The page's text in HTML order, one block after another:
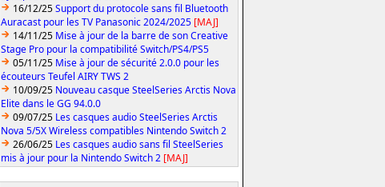
16/12/25Support du protocole sans fil Bluetooth
Auracast pour les TV Panasonic 2024/2025 [MAJ]
14/11/25 Mise à jour de la barre de son Creative
Stage Pro pour la compatibilité Switch/PS4/PS5
05/11/25 Mise à jour de sécurité 2.0.0 pour les
écouteurs Teufel AIRY TWS 2
10/09/25 Nouveau casque SteelSeries Arctis Nova
Elite dans le GG 94.0.0
09/07/25 Les casques audio SteelSeries Arctis
Nova 5/5X Wireless compatibles Nintendo Switch 2
26/06/25 Les casques audio sans fil SteelSeries
mis à jour pour la Nintendo Switch 2 [MAJ]